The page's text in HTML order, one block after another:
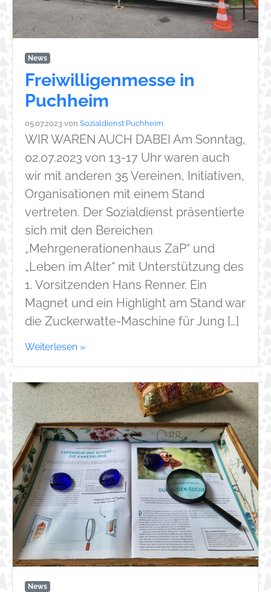
News
Freiwilligenmesse in
Puchheim
05.07.2023 von Sozialdienst Puchheim
WIR WAREN AUCH DABEI Am Sonntag,
02.07.2023 von 13-17 Uhr waren auch
wir mit anderen 35 Vereinen, Initiativen,
Organisationen mit einem Stand
vertreten. Der Sozialdienst präsentierte
sich mit den Bereichen
„Mehrgenerationenhaus ZaP“ und
„Leben im Alter“ mit Unterstützung des
1. Vorsitzenden Hans Renner. Ein
Magnet und ein Highlight am Stand war
die Zuckerwatte-Maschine für Jung […]
Weiterlesen »
News